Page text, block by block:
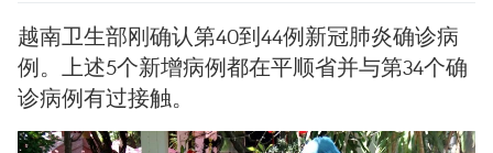
越南卫生部刚确认第40到44例新冠肺炎确诊病
例。上述5个新增病例都在平顺省并与第34个确
诊病例有过接触。